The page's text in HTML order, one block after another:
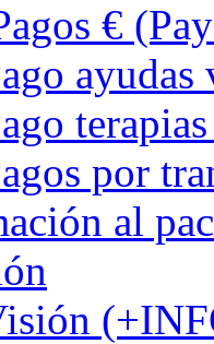
€
ayudas
por
al